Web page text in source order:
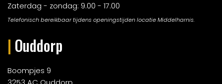
Zaterdag - zondag: 9.00 - 17.00
Telefonisch bereikbaar tijdens openingstijden locatie Middelharnis.
| Ouddorp
Boompjes 9